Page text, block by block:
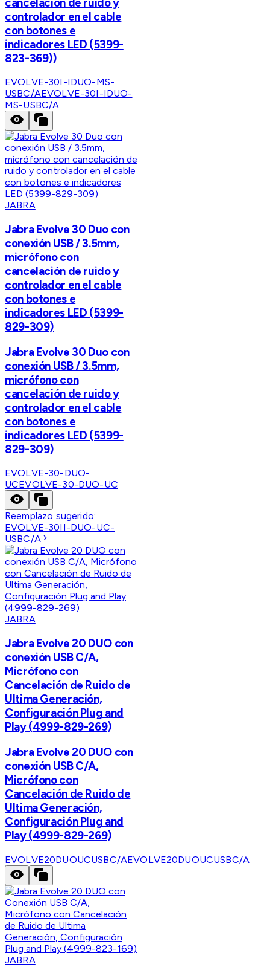
controlador en el cable
con botones e
indicadores LED (5399-
823-369))
EVOLVE-30I-IDUO-MS-
USBC/AEVOLVE-30I-IDUO-
MS-USBC/A
JABRA
Jabra Evolve 30 Duo con
conexión USB / 3.5mm,
micrófono con
cancelación de ruido y
controlador en el cable
con botones e
indicadores LED (5399-
829-309)
Jabra Evolve 30 Duo con
conexión USB / 3.5mm,
micrófono con
cancelación de ruido y
controlador en el cable
con botones e
indicadores LED (5399-
829-309)
EVOLVE-30-DUO-
UCEVOLVE-30-DUO-UC
Reemplazo sugerido:
EVOLVE-30II-DUO-UC-
USBC/A
JABRA
Jabra Evolve 20 DUO con
conexión USB C/A,
Micrófono con
Cancelación de Ruido de
Ultima Generación,
Configuración Plug and
Play (4999-829-269)
Jabra Evolve 20 DUO con
conexión USB C/A,
Micrófono con
Cancelación de Ruido de
Ultima Generación,
Configuración Plug and
Play (4999-829-269)
EVOLVE20DUOUCUSBC/AEVOLVE20DUOUCUSBC/A
JABRA